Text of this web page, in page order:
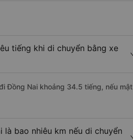
tiếng khi di chuyển bằng xe
Đồng Nai khoảng 34.5 tiếng, nếu mật
bao nhiêu km nếu di chuyển